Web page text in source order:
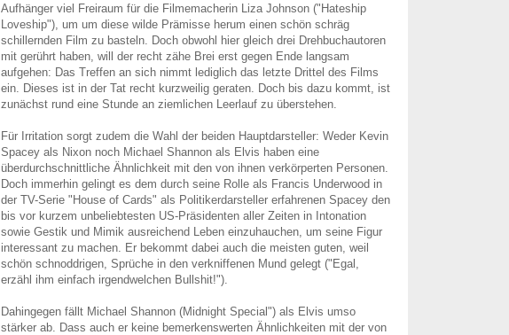
Aufhänger viel Freiraum für die Filmemacherin Liza Johnson ("Hateship
Loveship"), um um diese wilde Prämisse herum einen schön schräg
schillernden Film zu basteln. Doch obwohl hier gleich drei Drehbuchautoren
mit gerührt haben, will der recht zähe Brei erst gegen Ende langsam
aufgehen: Das Treffen an sich nimmt lediglich das letzte Drittel des Films
ein. Dieses ist in der Tat recht kurzweilig geraten. Doch bis dazu kommt, ist
zunächst rund eine Stunde an ziemlichen Leerlauf zu überstehen.
Für Irritation sorgt zudem die Wahl der beiden Hauptdarsteller: Weder Kevin
Spacey als Nixon noch Michael Shannon als Elvis haben eine
überdurchschnittliche Ähnlichkeit mit den von ihnen verkörperten Personen.
Doch immerhin gelingt es dem durch seine Rolle als Francis Underwood in
der TV-Serie "House of Cards" als Politikerdarsteller erfahrenen Spacey den
bis vor kurzem unbeliebtesten US-Präsidenten aller Zeiten in Intonation
sowie Gestik und Mimik ausreichend Leben einzuhauchen, um seine Figur
interessant zu machen. Er bekommt dabei auch die meisten guten, weil
schön schnoddrigen, Sprüche in den verkniffenen Mund gelegt ("Egal,
erzähl ihm einfach irgendwelchen Bullshit!").
Dahingegen fällt Michael Shannon (Midnight Special") als Elvis umso
stärker ab. Dass auch er keine bemerkenswerten Ähnlichkeiten mit der von